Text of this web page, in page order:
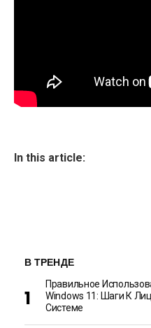
In this article:
В ТРЕНДЕ
Правильное
Windows 11: Шаги К
Системе